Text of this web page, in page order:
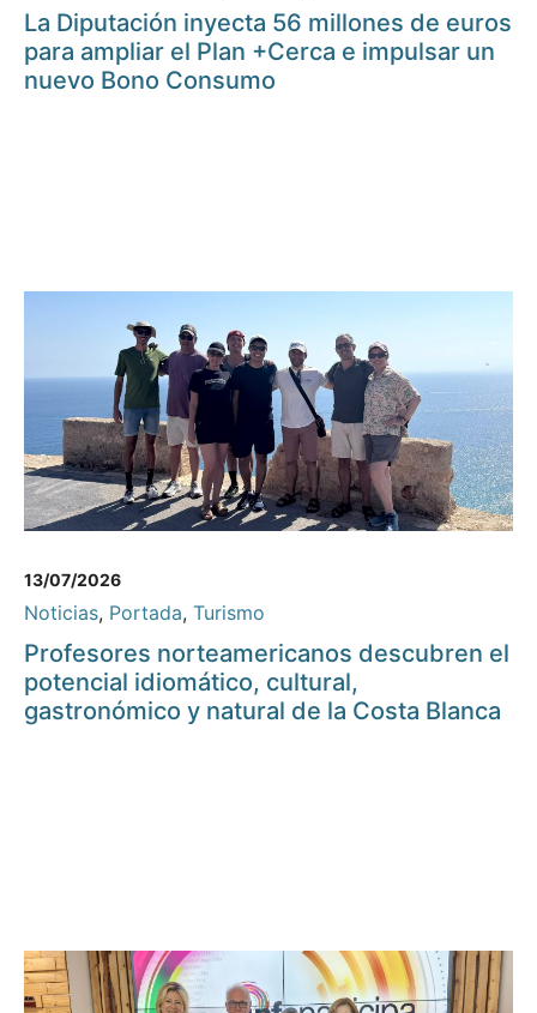
La Diputación inyecta 56 millones de euros
para ampliar el Plan +Cerca e impulsar un
nuevo Bono Consumo
13/07/2026
Noticias, Portada, Turismo
Profesores norteamericanos descubren el
potencial idiomático, cultural,
gastronómico y natural de la Costa Blanca